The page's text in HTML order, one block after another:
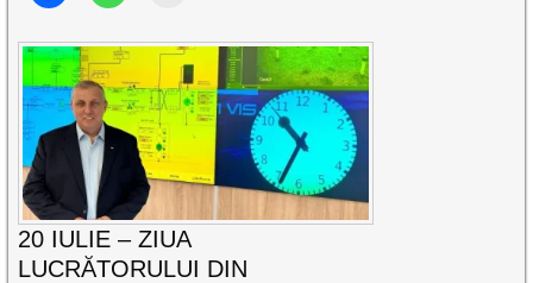
20 IULIE – ZIUA
LUCRĂTORULUI DIN